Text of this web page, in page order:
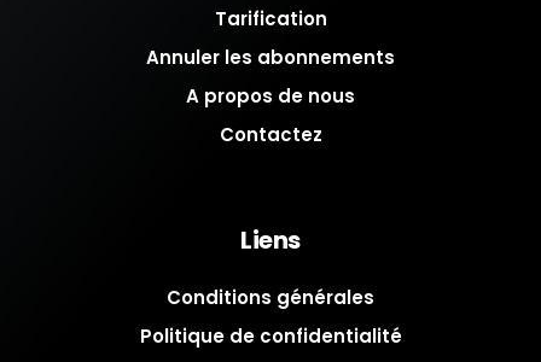
Tarification
Annuler les abonnements
A propos de nous
Contactez
Liens
Conditions générales
Politique de confidentialité